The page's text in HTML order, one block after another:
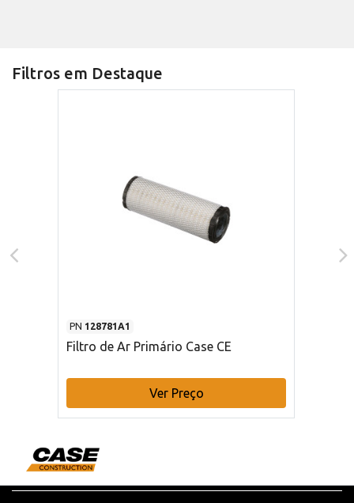
Filtros em Destaque
PN 128781A1
Filtro de Ar Primário Case CE
Ver Preço